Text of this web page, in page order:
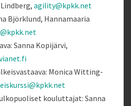
agility@kpkk.net
Björklund, Hannamaaria
Sanna Kopijärvi,
Monica Witting-
kouluttajat: Sanna